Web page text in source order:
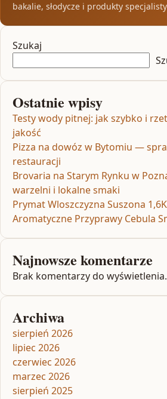
bakalie, słodycze i produkty
Szukaj
Ostatnie wpisy
Testy wody pitnej: jak szybko i
jakość
Pizza na dowóz w Bytomiu —
restauracji
Brovaria na Starym Rynku w
warzelni i lokalne smaki
Prymat Wloszczyzna Suszona
Aromatyczne Przyprawy Cebula
Najnowsze komentarze
Brak komentarzy do wyświetlenia.
Archiwa
sierpień 2026
lipiec 2026
czerwiec 2026
marzec 2026
sierpień 2025